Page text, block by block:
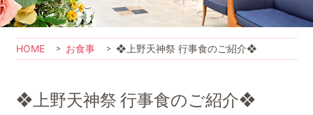
HOME お食事 ❖上野天神祭 行事食のご紹介❖
❖上野天神祭 行事食のご紹介❖